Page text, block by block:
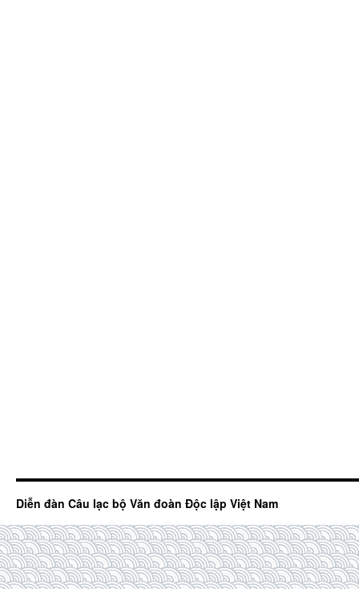
Diễn đàn Câu lạc bộ Văn đoàn Độc lập Việt Nam